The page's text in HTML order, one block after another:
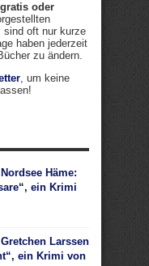
oder
sind oft nur kurze
haben jederzeit
zu ändern.
, um keine
Häme:
ein Krimi
Larssen
ein Krimi von